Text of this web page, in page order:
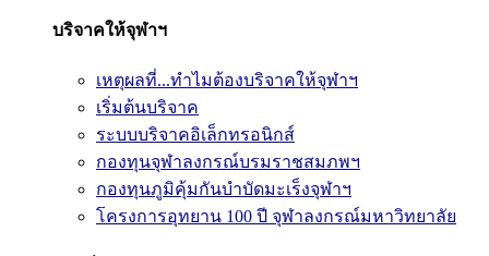
บริจาคให้จุฬาฯ
เหตุผลที่...ทำไมต้องบริจาคให้จุฬาฯ
เริ่มต้นบริจาค
ระบบบริจาคอิเล็กทรอนิกส์
กองทุนจุฬาลงกรณ์บรมราชสมภพฯ
กองทุนภูมิคุ้มกันบำบัดมะเร็งจุฬาฯ
โครงการอุทยาน 100 ปี จุฬาลงกรณ์มหาวิทยาลัย